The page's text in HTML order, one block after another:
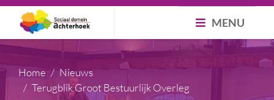
MENU
Home
Nieuws
Terugblik Groot Bestuurlijk Overleg